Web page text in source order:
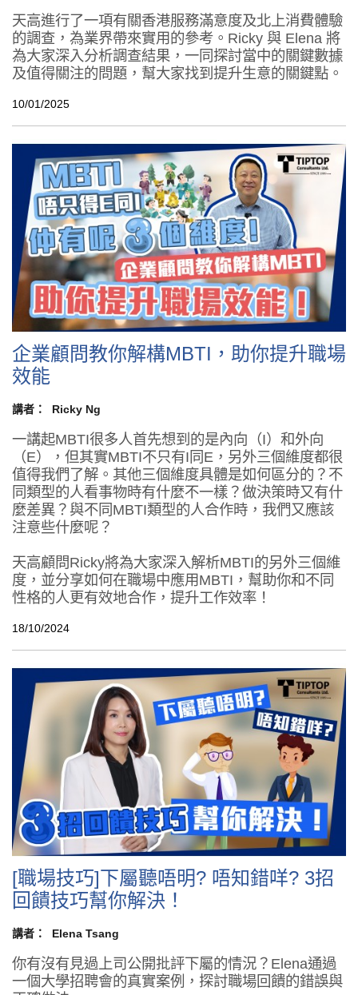
天高進行了一項有關香港服務滿意度及北上消費體驗
的調查，為業界帶來實用的參考。Ricky 與 Elena 將
為大家深入分析調查結果，一同探討當中的關鍵數據
及值得關注的問題，幫大家找到提升生意的關鍵點。
10/01/2025
企業顧問教你解構MBTI，助你提升職場
效能
講者： Ricky Ng
一講起MBTI很多人首先想到的是內向（I）和外向
（E），但其實MBTI不只有I同E，另外三個維度都很
值得我們了解。其他三個維度具體是如何區分的？不
同類型的人看事物時有什麼不一樣？做決策時又有什
麼差異？與不同MBTI類型的人合作時，我們又應該
注意些什麼呢？
天高顧問Ricky將為大家深入解析MBTI的另外三個維
度，並分享如何在職場中應用MBTI，幫助你和不同
性格的人更有效地合作，提升工作效率！
18/10/2024
[職場技巧]下屬聽唔明? 唔知錯咩? 3招
回饋技巧幫你解決！
講者： Elena Tsang
你有沒有見過上司公開批評下屬的情況？Elena通過
一個大學招聘會的真實案例，探討職場回饋的錯誤與